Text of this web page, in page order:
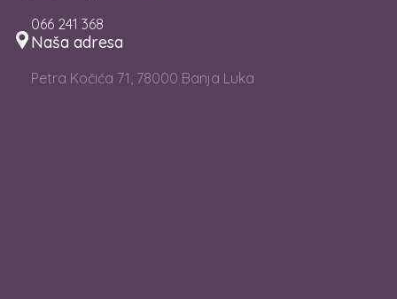
066 241 368
Naša adresa
Petra Kočića 71, 78000 Banja Luka